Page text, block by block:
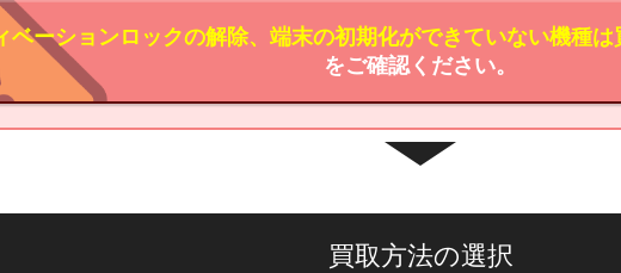
ベーションロックの解除、端末の初期化ができていない機種は
をご確認ください。
買取方法の選択